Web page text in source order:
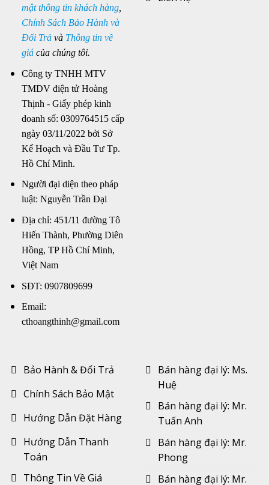
mật thông tin khách hàng,
Chính Sách Bảo Hành và
Đổi Trảvà Thông tin về
giácủa chúng tôi.
Công ty TNHH MTV
TMDV điện tử Hoàng
Thịnh - Giấy phép kinh
doanh số: 0309764515 cấp
ngày 03/11/2022 bởi Sở
Kế Hoạch và Đầu Tư Tp.
Hồ Chí Minh.
Người đại diện theo pháp
luật: Nguyễn Trần Đại
Địa chỉ: 451/11 đường Tô
Hiến Thành, Phường Diên
Hồng, TP Hồ Chí Minh,
Việt Nam
SĐT: 0907809699
Email:
cthoangthinh@gmail.com
Bảo Hành & Đổi Trả
Chính Sách Bảo Mật
Hướng Dẫn Đặt Hàng
Hướng Dẫn Thanh
Toán
Thông Tin Về Giá
Bán hàng đại lý: Ms.
Huệ
Bán hàng đại lý: Mr.
Tuấn Anh
Bán hàng đại lý: Mr.
Phong
Bán hàng đại lý: Mr.